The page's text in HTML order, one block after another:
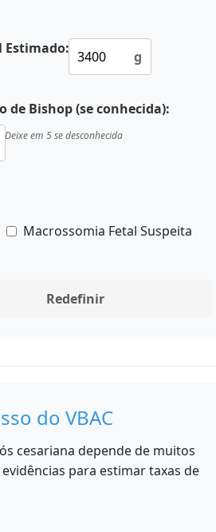
Estimado: g
de Bishop (se conhecida):
Deixe em 5 se desconhecida
Macrossomia Fetal Suspeita
Redefinir
do VBAC
cesariana depende de muitos
para estimar taxas de